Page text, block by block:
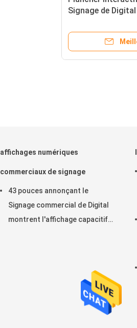
Signage de
affichages numériques
commerciaux de signage
43 pouces annonçant le
Signage commercial de Digital
montrent l'affichage capacitif